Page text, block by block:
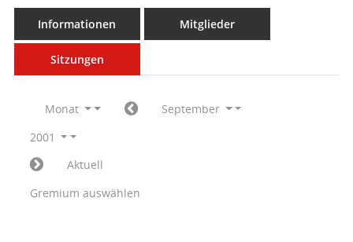
Informationen Mitglieder
Sitzungen
Monat
September
2001
Aktuell
Gremium auswählen